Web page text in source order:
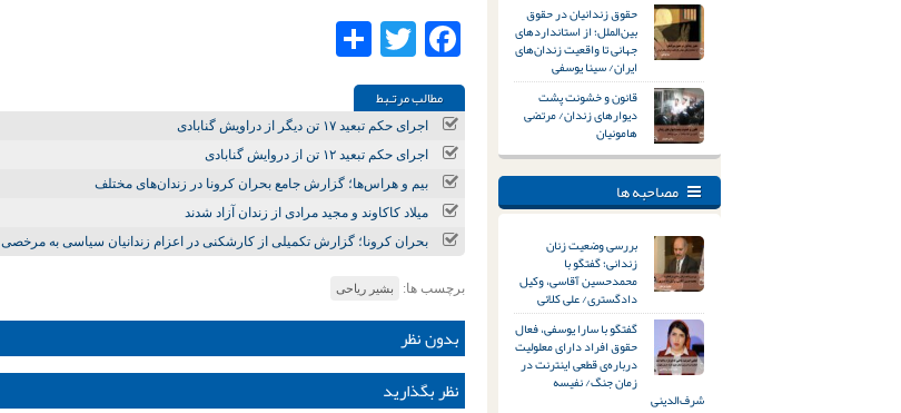
Facebook
Twitter
مطالب مرتـبط
اجرای حکم تبعید ۱۷ تن دیگر از دراویش گنابادی
اجرای حکم تبعید ۱۲ تن از دروایش گنابادی
بیم و هراس‌ها؛ گزارش جامع بحران کرونا در زندان‌های مختلف
میلاد کاکاوند و مجید مرادی از زندان آزاد شدند
بحران کرونا؛ گزارش تکمیلی از کارشکنی در اعزام زندانیان سیاسی به مرخصی
برچسب ها: بشیر ریاحی
بدون نظر
نظر بگذارید
حقوق زندانیان در حقوق
بین‌الملل؛ از استانداردهای
جهانی تا واقعیت زندان‌های
ایران/ سینا یوسفی
قانون و خشونت پشت
دیوارهای زندان/ مرتضی
هامونیان
مصاحبه ها
بررسی وضعیت زنان
زندانی؛ گفتگو با
محمدحسین آقاسی، وکیل
دادگستری/ علی کلائی
گفتگو با سارا یوسفی، فعال
حقوق افراد دارای معلولیت
درباره‌ی قطعی اینترنت در
زمان جنگ/ نفیسه
شرف‌الدینی